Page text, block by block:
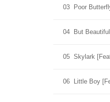
03 Poor
04 But
05 Skylark
06 Little Boy